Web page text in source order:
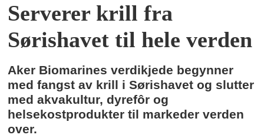
Serverer krill fra
Sørishavet til hele verden
Aker Biomarines verdikjede begynner
med fangst av krill i Sørishavet og slutter
med akvakultur, dyrefôr og
helsekostprodukter til markeder verden
over.